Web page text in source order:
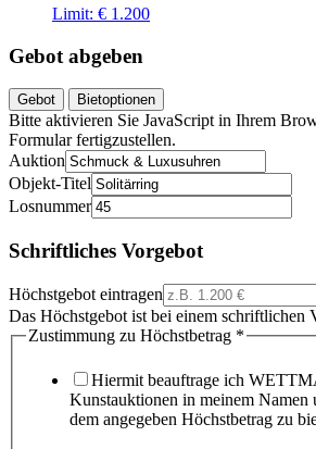
Limit: € 1.200
Gebot abgeben
Gebot Bietoptionen
Bitte aktivieren Sie JavaScript in Ihrem
Formular fertigzustellen.
Auktion
Objekt-Titel
Losnummer
Schriftliches Vorgebot
Höchstgebot eintragen
Das Höchstgebot ist bei einem schriftlichen
Zustimmung zu Höchstbetrag *
Hiermit beauftrage ich
Kunstauktionen in meinem Namen
dem angegeben Höchstbetrag zu